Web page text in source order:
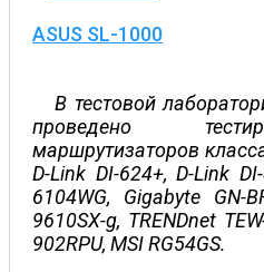
ASUS SL-1000
В тестовой
проведено
маршрутизаторов
D-Link DI-624+, D-Link
6104WG, Gigabyte GN-
9610SX-g, TRENDnet
902RPU, MSI RG54GS.